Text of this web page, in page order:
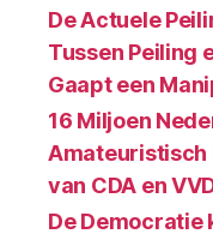
De Actuele
Tussen Peiling
Gaapt een
16 Miljoen
van CDA en
De Democratie